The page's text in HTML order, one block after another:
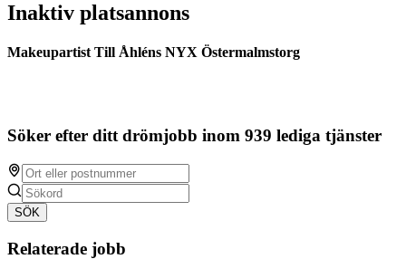
Inaktiv platsannons
Makeupartist Till Åhléns NYX Östermalmstorg
Söker efter ditt drömjobb inom 939 lediga tjänster
SÖK
Relaterade jobb